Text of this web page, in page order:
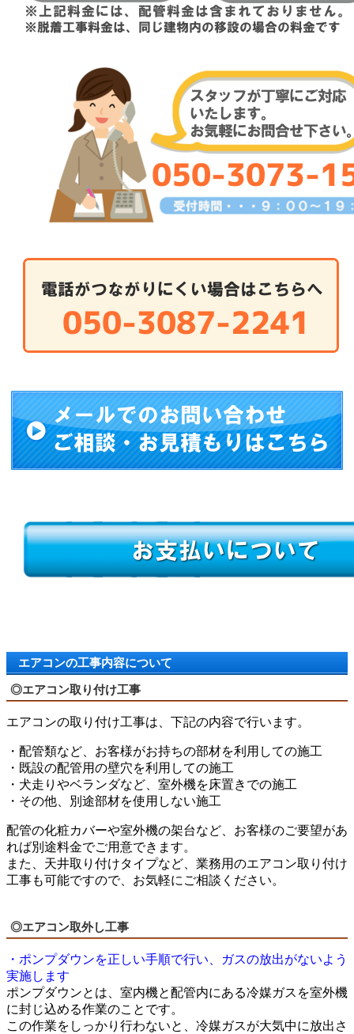
エアコンの工事内容について
◎エアコン取り付け工事
エアコンの取り付け工事は、下記の内容で行います。
・配管類など、お客様がお持ちの部材を利用しての施工
・既設の配管用の壁穴を利用しての施工
・犬走りやベランダなど、室外機を床置きでの施工
・その他、別途部材を使用しない施工
配管の化粧カバーや室外機の架台など、お客様のご要望があ
れば別途料金でご用意できます。
また、天井取り付けタイプなど、業務用のエアコン取り付け
工事も可能ですので、お気軽にご相談ください。
◎エアコン取外し工事
・ポンプダウンを正しい手順で行い、ガスの放出がないよう
実施します
ポンプダウンとは、室内機と配管内にある冷媒ガスを室外機
に封じ込める作業のことです。
この作業をしっかり行わないと、冷媒ガスが大気中に放出さ